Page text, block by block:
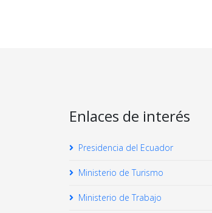
Enlaces de interés
Presidencia del Ecuador
Ministerio de Turismo
Ministerio de Trabajo